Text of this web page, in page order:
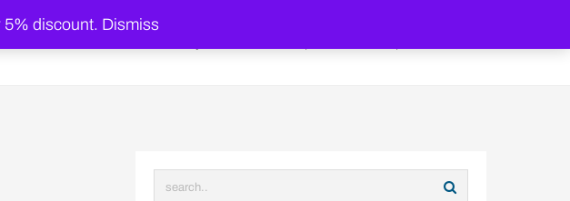
5% discount. Dismiss